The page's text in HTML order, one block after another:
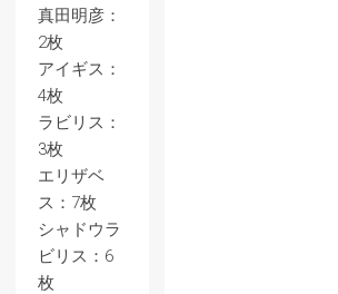
真田明彦：
2枚
アイギス：
4枚
ラビリス：
3枚
エリザベ
ス：7枚
シャドウラ
ビリス：6
枚